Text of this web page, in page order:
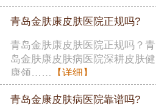
者在……【详细】
青岛金肤康皮肤医院正规吗?
青岛金肤康皮肤医院正规吗？青
岛金肤康皮肤病医院深耕皮肤健
康领…… 【详细】
青岛金康皮肤病医院靠谱吗?